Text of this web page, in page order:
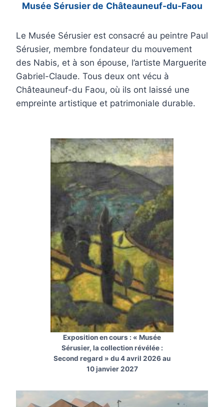
Musée Sérusier de Châteauneuf-du-Faou
Le Musée Sérusier est consacré au peintre Paul
Sérusier, membre fondateur du mouvement
des Nabis, et à son épouse, l’artiste Marguerite
Gabriel-Claude. Tous deux ont vécu à
Châteauneuf-du Faou, où ils ont laissé une
empreinte artistique et patrimoniale durable.
Exposition en cours : « Musée
Sérusier, la collection révélée :
Second regard » du 4 avril 2026 au
10 janvier 2027